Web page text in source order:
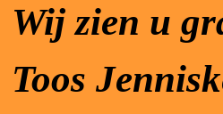
Wij zien u
Toos